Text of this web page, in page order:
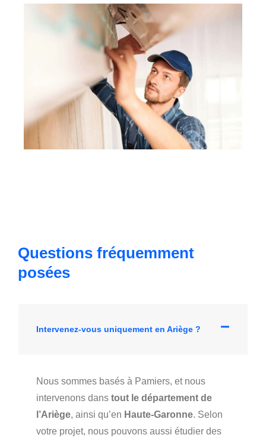
Questions fréquemment
posées​
Intervenez-vous uniquement en Ariège ?
Nous sommes basés à Pamiers, et nous
intervenons dans tout le département de
l’Ariège, ainsi qu’en Haute-Garonne. Selon
votre projet, nous pouvons aussi étudier des